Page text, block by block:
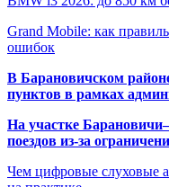
Grand Mobile: как
ошибок
В Барановичском
пунктов в рамках
На участке
поездов из-за
Чем цифровые слуховые